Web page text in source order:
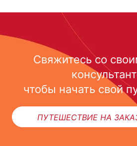
Свяжитесь со
чтобы начать свой
ПУТЕШЕСТВИЕ НА